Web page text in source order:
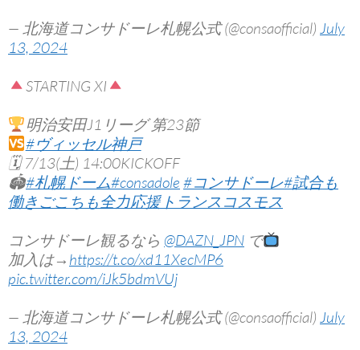
— 北海道コンサドーレ札幌公式 (@consaofficial) July
13, 2024
STARTING XI
明治安田J1リーグ 第23節
#ヴィッセル神戸
🗓 7/13(土) 14:00KICKOFF
🏟#札幌ドーム#consadole #コンサドーレ#試合も
働きごこちも全力応援トランスコスモス
コンサドーレ観るなら @DAZN_JPN で
加入は→ https://t.co/xd11XecMP6
pic.twitter.com/iJk5bdmVUj
— 北海道コンサドーレ札幌公式 (@consaofficial) July
13, 2024